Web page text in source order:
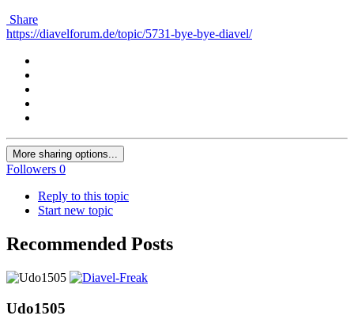
Share
https://diavelforum.de/topic/5731-bye-bye-diavel/
More sharing options...
Followers 0
Reply to this topic
Start new topic
Recommended Posts
Udo1505